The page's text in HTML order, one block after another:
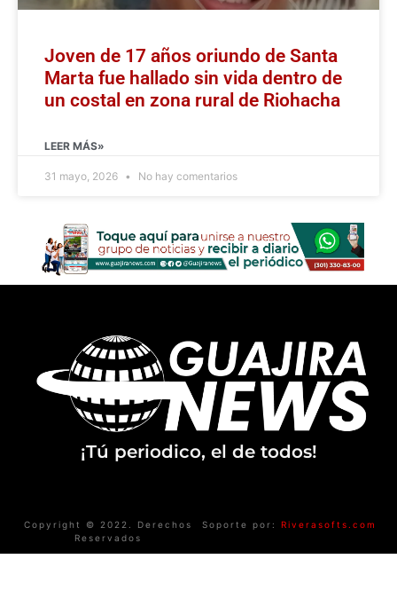
Joven de 17 años oriundo de Santa
Marta fue hallado sin vida dentro de
un costal en zona rural de Riohacha
LEER MÁS»
31 mayo, 2026 No hay comentarios
¡Tú periodico, el de todos!
Copyright © 2022. Derechos
Reservados
Soporte por: Riverasofts.com